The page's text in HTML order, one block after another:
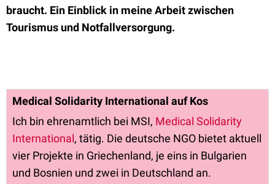
braucht. Ein Einblick in meine Arbeit zwischen
Tourismus und Notfallversorgung.
Medical Solidarity International auf Kos
Ich bin ehrenamtlich bei MSI, Medical Solidarity
International, tätig. Die deutsche NGO bietet aktuell
vier Projekte in Griechenland, je eins in Bulgarien
und Bosnien und zwei in Deutschland an.